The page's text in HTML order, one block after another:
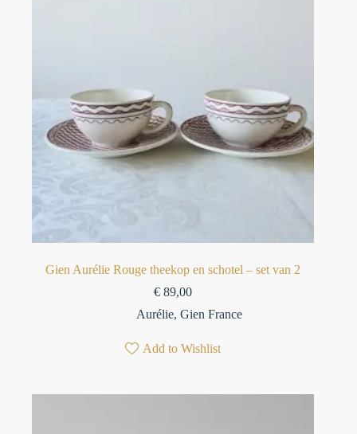
Gien Aurélie Rouge theekop en schotel – set van 2
€ 89,00
Aurélie, Gien France
Add to Wishlist